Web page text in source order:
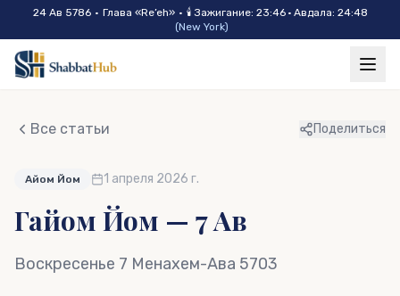
Skip to main content
24 Ав 5786 • Глава «Re’eh» • 🕯 Зажигание: 23:46 · Авдала: 24:48
(New York)
Все статьи Поделиться
Айом Йом 1 апреля 2026 г.
Гайом Йом — 7 Ав
Воскресенье 7 Менахем-Ава 5703